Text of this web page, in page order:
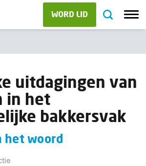
WORD LID
uitdagingen van
in het
bakkersvak
het woord